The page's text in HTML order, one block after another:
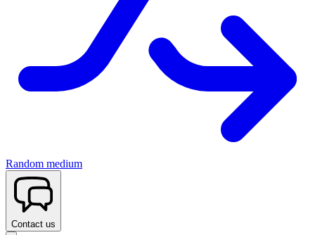
Random medium
Contact us